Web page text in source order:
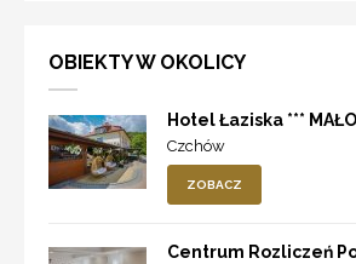
OBIEKTY W OKOLICY
Hotel Łaziska ***
Czchów
ZOBACZ
Centrum Rozliczeń